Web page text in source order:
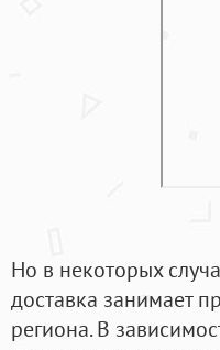
Но в некоторых
доставка занимает
региона. В